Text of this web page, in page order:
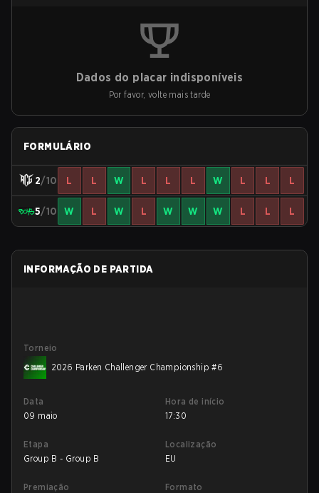
Dados do placar indisponíveis
Por favor, volte mais tarde
FORMULÁRIO
2/10 L L W L L L W L L L
5/10 W L W L W W W L L L
INFORMAÇÃO DE PARTIDA
Torneio
2026 Parken Challenger Championship #6
Data
09 maio
Hora de início
17:30
Etapa
Group B - Group B
Localização
EU
Premiação
Formato